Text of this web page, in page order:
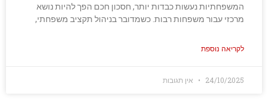
המשפחתיות נעשות כבדות יותר, חסכון חכם הפך להיות נושא
מרכזי עבור משפחות רבות. כשמדובר בניהול תקציב משפחתי,
לקריאה נוספת
24/10/2025 אין תגובות